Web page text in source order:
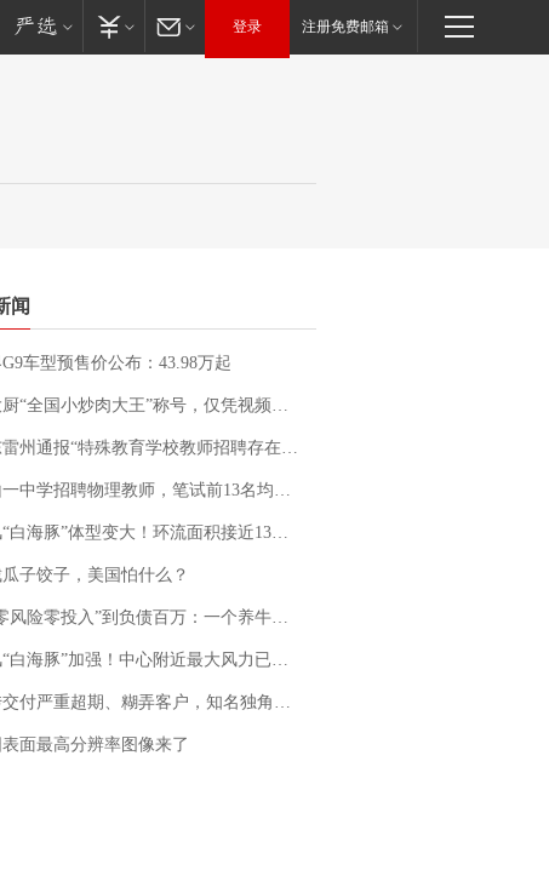
登录 注册免费邮箱
闻
车型预售价公布：43.98万起
全国小炒肉大王”称号，仅凭视频评出？中国烹饪协会回应
报“特殊教育学校教师招聘存在违规行为”：已启动问责程序 副校长被停职
招聘物理教师，笔试前13名均遭淘汰？教育局：已叫停招聘，成立调查组全面核查
海豚”体型变大！环流面积接近13个浙江那么大
子饺子，美国怕什么？
零投入”到负债百万：一个养牛项目崩盘后，谁该为农户的贷款买单丨红星调查
海豚”加强！中心附近最大风力已达15级 最新研判
、糊弄客户，知名独角兽车企创始人回应：都没证据，将依法采取措施，“本人长期与美国交管局保持沟通，对方表示肯定”
面最高分辨率图像来了